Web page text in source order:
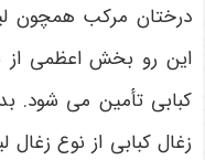
درختان مرکب همچون
این رو بخش اعظمی از
کبابی تأمین می شود.
زغال کبابی از نوع